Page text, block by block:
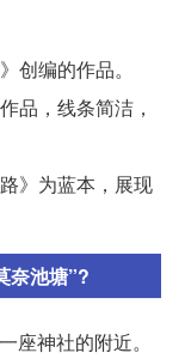
创编的作品。
品，线条简洁，
》为蓝本，展现
奈池塘”?
座神社的附近。